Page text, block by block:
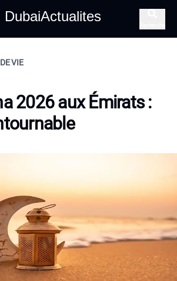
DubaiActualites
VIE
2026 aux Émirats :